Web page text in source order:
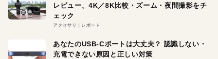
レビュー。4K／8K比較・ズーム・夜間撮影をチ
ェック
アクセサリ レポート
あなたのUSB-Cポートは大丈夫？ 認識しない・
充電できない原因と正しい対策